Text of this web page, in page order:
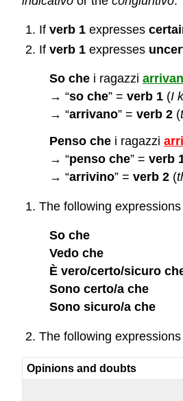
If verb 1expresses
If verb 1expresses
So che i ragazzi
→ “so che” = verb 1 (I
→ “arrivano” = verb 2 (
Penso che i ragazzi
→ “penso che” = verb
→ “arrivino” = verb 2 (
The following expressions
So che
Vedo che
È vero/certo/sicuro
Sono certo/a che
Sono sicuro/a che
The following expressions
Opinions and doubts